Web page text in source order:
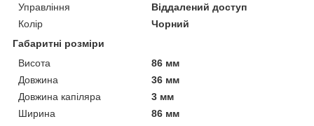
Управління
Віддалений доступ
Колір
Чорний
Габаритні розміри
Висота
86 мм
Довжина
36 мм
Довжина капіляра
3 мм
Ширина
86 мм